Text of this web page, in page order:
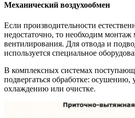
Механический воздухообмен
Если производительности
недостаточно, то необходим
вентилирования. Для отвода и
используется специальное
В комплексных системах
подвергаться обработке: осушению,
охлаждению или очистке.